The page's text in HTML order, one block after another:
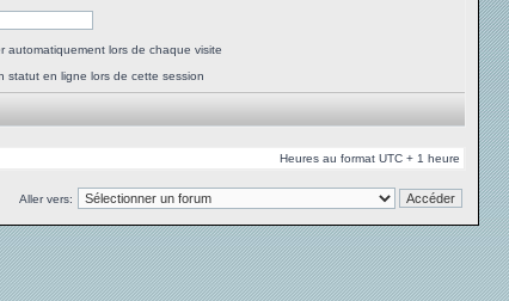
automatiquement lors de chaque visite
statut en ligne lors de cette session
Heures au format UTC + 1 heure
Aller vers: